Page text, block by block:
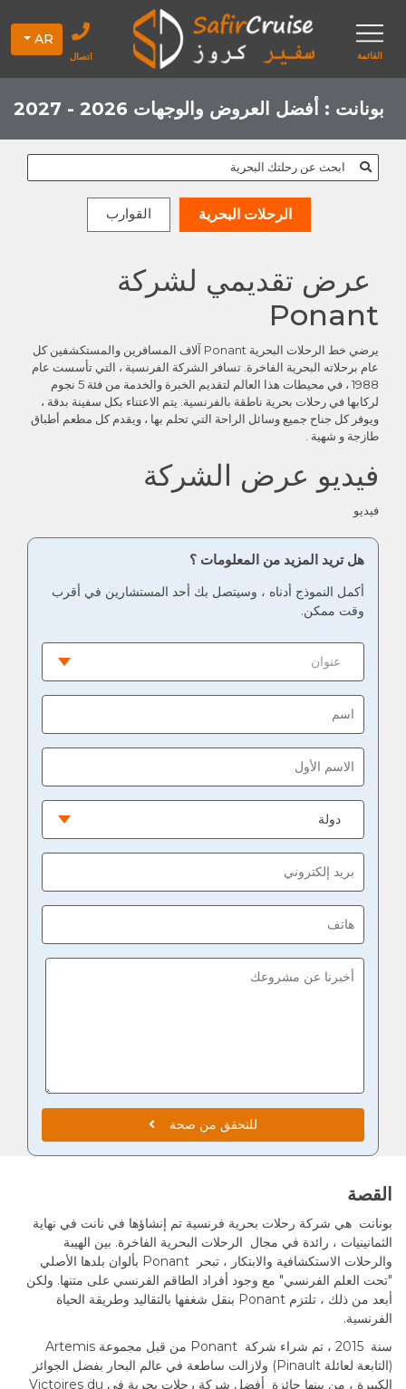
القائمة اتصال
AR
بونانت : أفضل العروض والوجهات 2026 - 2027
ابحث عن رحلتك البحرية
الرحلات البحرية القوارب
عرض تقديمي لشركة
Ponant
يرضي خط الرحلات البحرية Ponant آلاف المسافرين والمستكشفين كل
عام برحلاته البحرية الفاخرة. تسافر الشركة الفرنسية ، التي تأسست عام
1988 ، في محيطات هذا العالم لتقديم الخبرة والخدمة من فئة 5 نجوم
لركابها في رحلات بحرية ناطقة بالفرنسية. يتم الاعتناء بكل سفينة بدقة ،
ويوفر كل جناح جميع وسائل الراحة التي تحلم بها ، ويقدم كل مطعم أطباق
طازجة و شهية .
فيديو عرض الشركة
فيديو
هل تريد المزيد من المعلومات ؟
أكمل النموذج أدناه ، وسيتصل بك أحد المستشارين في أقرب
وقت ممكن.
للتحقق من صحة
القصة
بونانت هي شركة رحلات بحرية فرنسية تم إنشاؤها في نانت في نهاية
الثمانينيات ، رائدة في مجال الرحلات البحرية الفاخرة. بين الهيبة
والرحلات الاستكشافية والابتكار ، تبحر Ponant بألوان بلدها الأصلي
"تحت العلم الفرنسي" مع وجود أفراد الطاقم الفرنسي على متنها. ولكن
أبعد من ذلك ، تلتزم Ponant بنقل شغفها بالتقاليد وطريقة الحياة
الفرنسية.
سنة 2015 ، تم شراء شركة Ponant من قبل مجموعة Artemis
(التابعة لعائلة Pinault) ولازالت ساطعة في عالم البحار بفضل الجوائز
الكبيرة ، من بينها جائزة أفضل شركة رحلات بحرية في Victoires du